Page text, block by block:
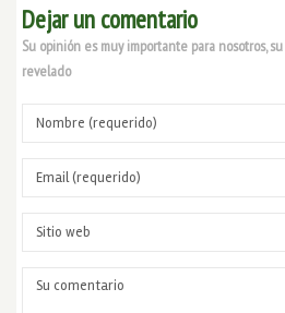
Dejar un comentario
Su opinión es muy importante para nosotros,
revelado